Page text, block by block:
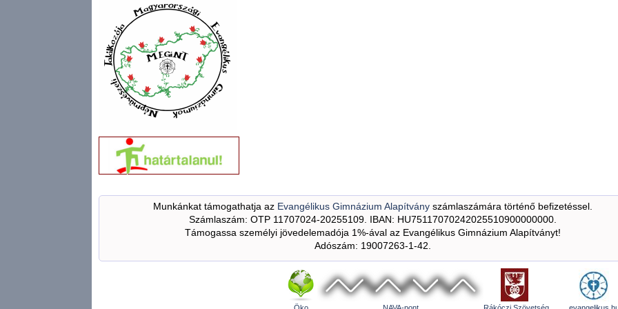
Munkánkat támogathatja az Evangélikus Gimnázium Alapítványszámlaszámára történő befizetéssel.
Számlaszám: OTP 11707024-20255109. IBAN: HU75117070242025510900000000.
Támogassa személyi jövedelemadója 1%-ával az Evangélikus Gimnázium Alapítványt!
Adószám: 19007263-1-42.